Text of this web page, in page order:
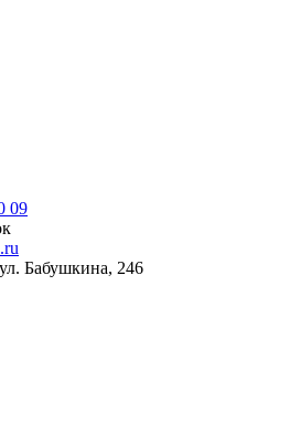
09
Бабушкина, 246